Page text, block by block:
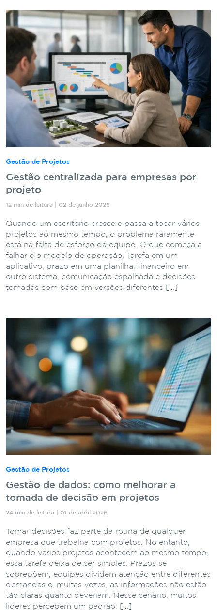
Gestão de Projetos
Gestão centralizada para empresas por
projeto
12 min de leitura | 02 de junho 2026
Quando um escritório cresce e passa a tocar vários
projetos ao mesmo tempo, o problema raramente
está na falta de esforço da equipe. O que começa a
falhar é o modelo de operação. Tarefa em um
aplicativo, prazo em uma planilha, financeiro em
outro sistema, comunicação espalhada e decisões
tomadas com base em versões diferentes […]
Gestão de Projetos
Gestão de dados: como melhorar a
tomada de decisão em projetos
24 min de leitura | 01 de abril 2026
Tomar decisões faz parte da rotina de qualquer
empresa que trabalha com projetos. No entanto,
quando vários projetos acontecem ao mesmo tempo,
essa tarefa deixa de ser simples. Prazos se
sobrepõem, equipes dividem atenção entre diferentes
demandas e, muitas vezes, as informações não estão
tão claras quanto deveriam. Nesse cenário, muitos
líderes percebem um padrão: […]